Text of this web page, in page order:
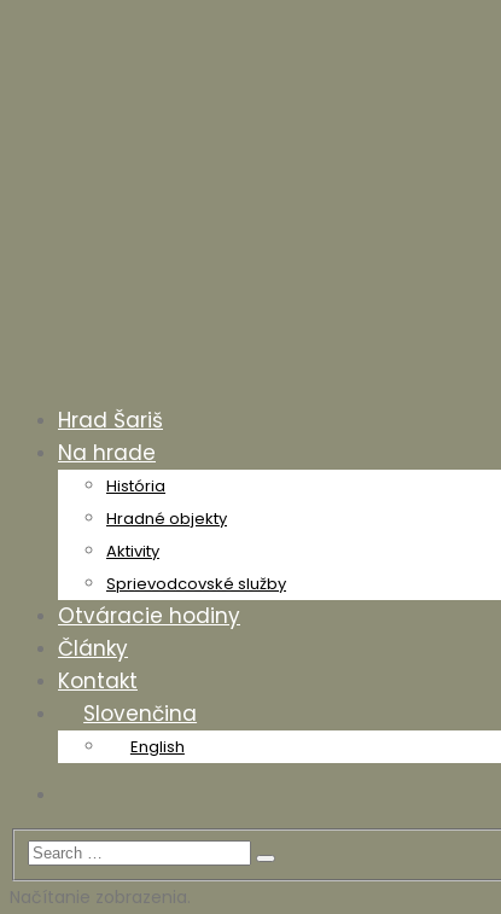
Hrad Šariš
Na hrade
História
Hradné objekty
Aktivity
Sprievodcovské služby
Otváracie hodiny
Články
Kontakt
Slovenčina
English